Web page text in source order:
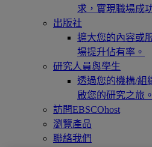
求，實現職場成
出版社
擴大您的內容或
場提升佔有率。
研究人員與學生
透過您的機構/組
啟您的研究之旅。
訪問EBSCOhost
瀏覽產品
聯絡我們